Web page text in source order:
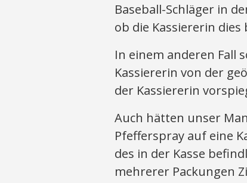
Baseball-Schläger in
ob die Kassiererin
In einem anderen Fall
Kassiererin von der
der Kassiererin
Auch hätten unser
Pfefferspray auf eine
des in der Kasse
mehrerer Packungen